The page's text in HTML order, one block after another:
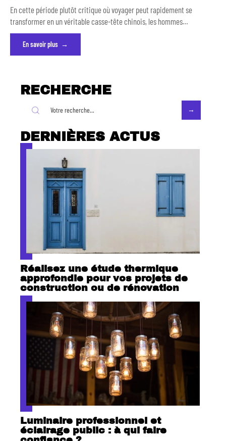
En cette période plutôt critique où voyager peut rapidement se
transformer en un véritable casse-tête chinois, les hommes…
En savoir plus
RECHERCHE
DERNIÈRES ACTUS
Réalisez une étude thermique
approfondie pour vos projets de
construction ou de rénovation
Luminaire professionnel et
éclairage public : à qui faire